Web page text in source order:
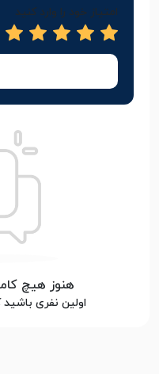
امتیاز خود را وارد کنید
هنوز هیچ
اولین نفری